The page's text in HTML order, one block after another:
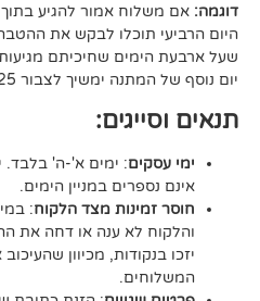
אם משלוח אמור להגיע בתוך
לבקש את ההטבה
שעל ארבעת הימים
לצבור 25 נקודות נוספות.
: ימים א'-ה' בלבד. ימי שישי, שבת,
במניין הימים.
מצד הלקוח: במידה והשליח ניסה
ענה או דחה את ההגעה – ימים אלו
מכיוון שהעיכוב אינו נחשב